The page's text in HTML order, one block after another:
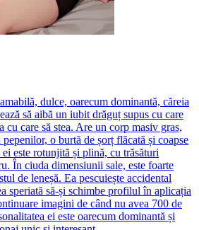
dulce, oarecum dominantă, căreia
să aibă un iubit drăguț supus cu care
cu care să stea. Are un corp masiv gras,
o burtă de șorț flăcată și coapse
este rotunjită și plină, cu trăsături
În ciuda dimensiunii sale, este foarte
de leneșă. Ea pescuiește accidental
speriată să-și schimbe profilul în aplicația
imagini de când nu avea 700 de
ei este oarecum dominantă și